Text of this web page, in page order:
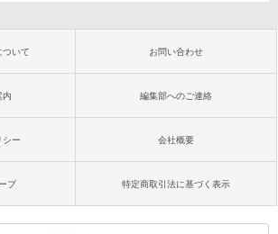
ついて お問い合わせ
内 編集部へのご連絡
シー 会社概要
プ 特定商取引法に基づく表示